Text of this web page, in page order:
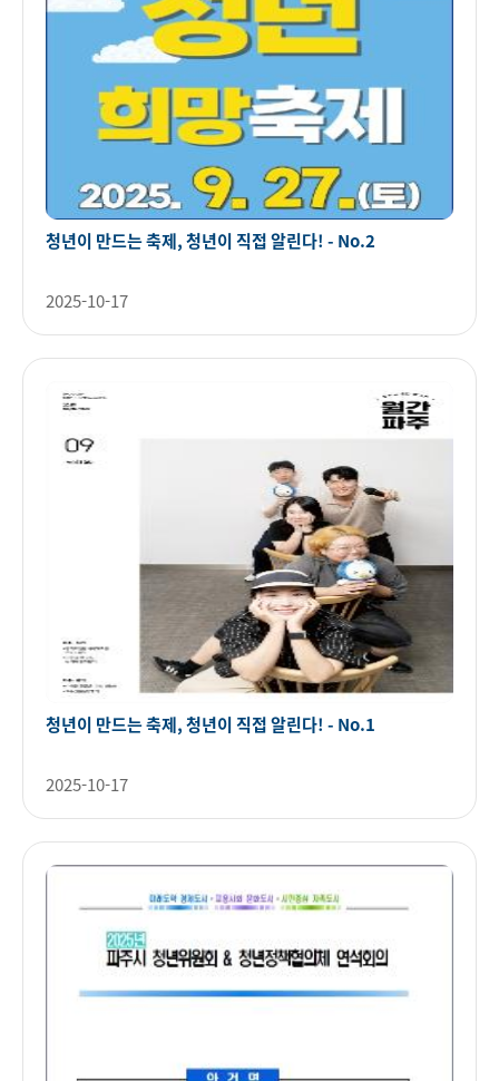
청년이 만드는 축제, 청년이 직접 알린다! - No.2
2025-10-17
청년이 만드는 축제, 청년이 직접 알린다! - No.1
2025-10-17